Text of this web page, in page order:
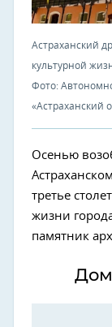
Астраханский
культурной
Фото:
«Астраханский
Осенью
третье
жизни
памятник